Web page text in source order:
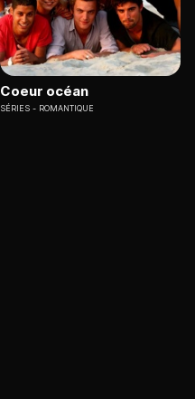
Coeur océan
SÉRIES ROMANTIQUE